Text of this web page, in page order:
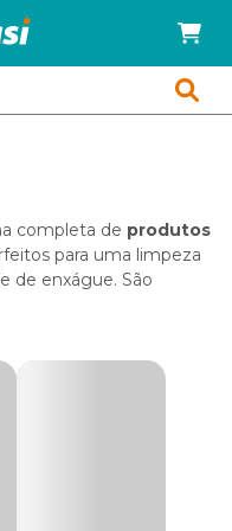
completa de produtos
para uma limpeza
de enxágue. São
higienizar regiões